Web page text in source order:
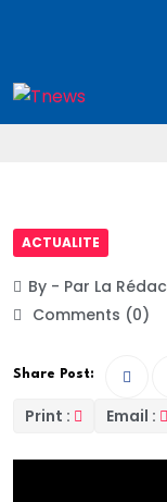
ACTUALITE
By - Par La
Comments (0)
Share Post:
Print : Email :